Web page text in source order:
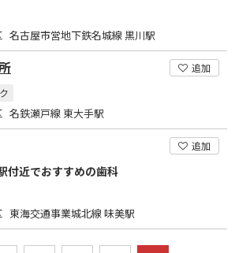
名古屋市営地下鉄名城線 黒川駅
追加
名鉄瀬戸線 東大手駅
追加
付近でおすすめの歯科
東海交通事業城北線 味美駅